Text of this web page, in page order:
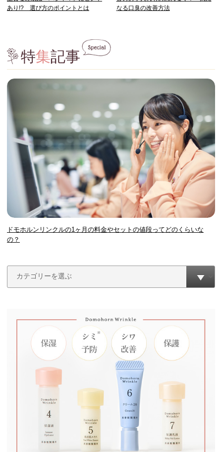
あり!? 選び方のポイントとは
なる口臭の改善方法
特集記事
ドモホルンリンクルの1ヶ月の料金やセットの値段ってどのくらいな
の？